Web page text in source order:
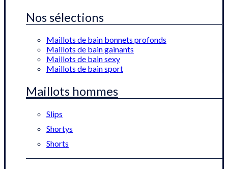
Nos sélections
Maillots de bain bonnets profonds
Maillots de bain gainants
Maillots de bain sexy
Maillots de bain sport
Maillots hommes
Slips
Shortys
Shorts